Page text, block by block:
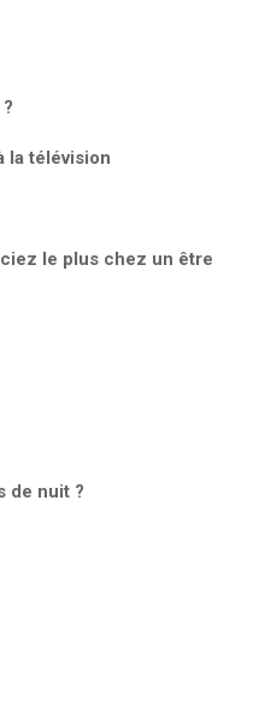
la télévision
le plus chez un être
de nuit ?